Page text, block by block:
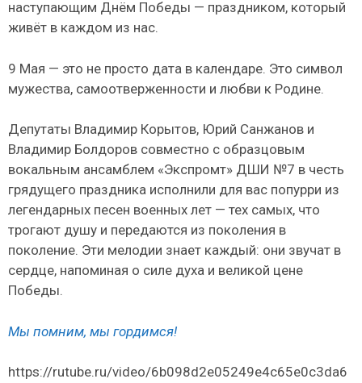
наступающим Днём Победы — праздником, который
живёт в каждом из нас.
9 Мая — это не просто дата в календаре. Это символ
мужества, самоотверженности и любви к Родине.
Депутаты Владимир Корытов, Юрий Санжанов и
Владимир Болдоров совместно с образцовым
вокальным ансамблем «Экспромт» ДШИ №7 в честь
грядущего праздника исполнили для вас попурри из
легендарных песен военных лет — тех самых, что
трогают душу и передаются из поколения в
поколение. Эти мелодии знает каждый: они звучат в
сердце, напоминая о силе духа и великой цене
Победы.
Мы помним, мы гордимся!
https://rutube.ru/video/6b098d2e05249e4c65e0c3da6